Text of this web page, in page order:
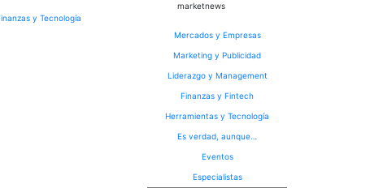
marketnews
Mercados y Empresas
Marketing y Publicidad
Liderazgo y Management
Finanzas y Fintech
Herramientas y Tecnología
Es verdad, aunque…
Eventos
Especialistas